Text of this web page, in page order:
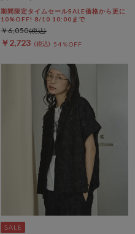
期間限定タイムセールSALE価格から更に
10%OFF! 8/10 10:00まで
￥2,723 54％OFF
￥6,050